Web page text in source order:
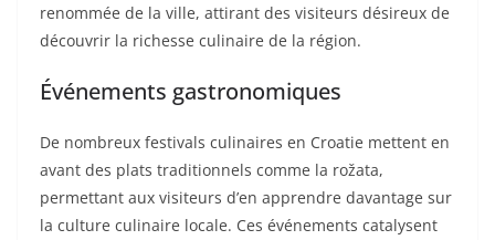
renommée de la ville, attirant des visiteurs désireux de
découvrir la richesse culinaire de la région.
Événements gastronomiques
De nombreux festivals culinaires en Croatie mettent en
avant des plats traditionnels comme la rožata,
permettant aux visiteurs d’en apprendre davantage sur
la culture culinaire locale. Ces événements catalysent